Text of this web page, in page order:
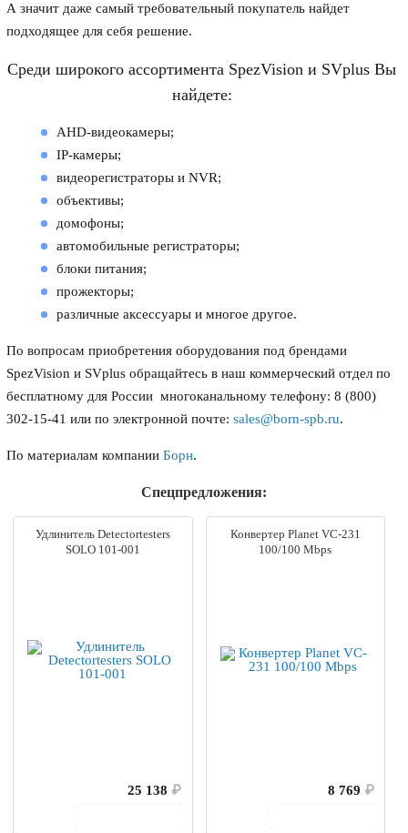
А значит даже самый требовательный покупатель найдет
подходящее для себя решение.
Среди широкого ассортимента SpezVision и SVplus Вы
найдете:
AHD-видеокамеры;
IP-камеры;
видеорегистраторы и NVR;
объективы;
домофоны;
автомобильные регистраторы;
блоки питания;
прожекторы;
различные аксессуары и многое другое.
По вопросам приобретения оборудования под брендами
SpezVision и SVplus обращайтесь в наш коммерческий отдел по
бесплатному для России многоканальному телефону: 8 (800)
302-15-41 или по электронной почте:sales@born-spb.ru.
По материалам компанииБорн.
Спецпредложения:
Удлинитель Detectortesters
SOLO 101-001
25 138 ₽
Конвертер Planet VC-231
100/100 Mbps
8 769 ₽